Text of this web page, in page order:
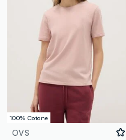
100% Cotone
OVS